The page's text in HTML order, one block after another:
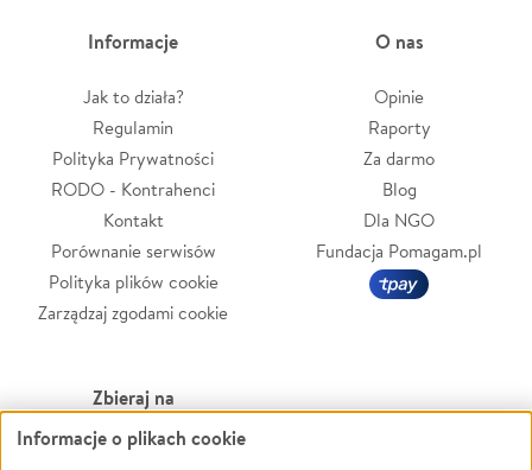
Informacje
Jak to działa?
Regulamin
Polityka Prywatności
RODO - Kontrahenci
Kontakt
Porównanie serwisów
Polityka plików cookie
Zarządzaj zgodami cookie
O nas
Opinie
Raporty
Za darmo
Blog
Dla NGO
Fundacja Pomagam.pl
Zbieraj na
Leczenie
Informacje o plikach cookie